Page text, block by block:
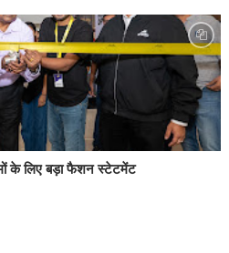
के लिए बड़ा फैशन स्टेटमेंट